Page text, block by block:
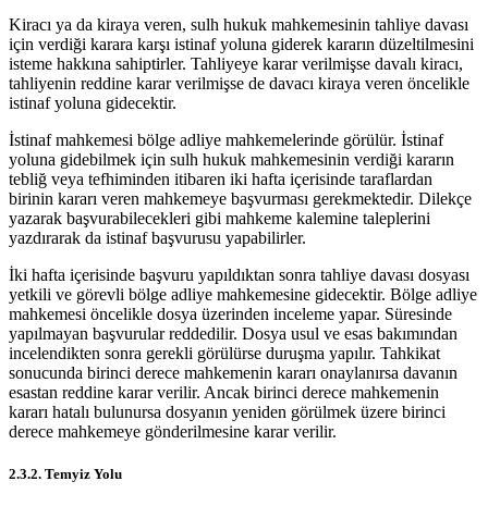
Kiracı ya da kiraya veren, sulh hukuk mahkemesinin tahliye davası
için verdiği karara karşı istinaf yoluna giderek kararın düzeltilmesini
isteme hakkına sahiptirler. Tahliyeye karar verilmişse davalı kiracı,
tahliyenin reddine karar verilmişse de davacı kiraya veren öncelikle
istinaf yoluna gidecektir.
İstinaf mahkemesi bölge adliye mahkemelerinde görülür. İstinaf
yoluna gidebilmek için sulh hukuk mahkemesinin verdiği kararın
tebliğ veya tefhiminden itibaren iki hafta içerisinde taraflardan
birinin kararı veren mahkemeye başvurması gerekmektedir. Dilekçe
yazarak başvurabilecekleri gibi mahkeme kalemine taleplerini
yazdırarak da istinaf başvurusu yapabilirler.
İki hafta içerisinde başvuru yapıldıktan sonra tahliye davası dosyası
yetkili ve görevli bölge adliye mahkemesine gidecektir. Bölge adliye
mahkemesi öncelikle dosya üzerinden inceleme yapar. Süresinde
yapılmayan başvurular reddedilir. Dosya usul ve esas bakımından
incelendikten sonra gerekli görülürse duruşma yapılır. Tahkikat
sonucunda birinci derece mahkemenin kararı onaylanırsa davanın
esastan reddine karar verilir. Ancak birinci derece mahkemenin
kararı hatalı bulunursa dosyanın yeniden görülmek üzere birinci
derece mahkemeye gönderilmesine karar verilir.
2.3.2. Temyiz Yolu